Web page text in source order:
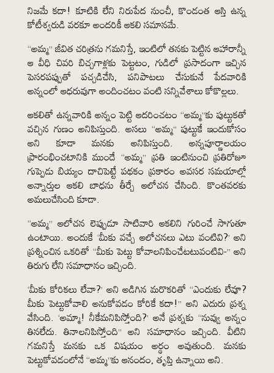
నిజమే కదా! కూటికి లేని నిరుపేద నుంచీ, కొండంత ఆస్తి ఉన్న
కోటీశ్వరుడి వరకూ అందరికీ ఆకలి సమానమే.
“అమ్మ” జీవిత చరిత్రను గమనిస్తే, ఇంటిలో తనకు పెట్టిన ఆహారాన్నీ
ఆ వీధి చివరి బిచ్చగాళ్లకు పెట్టటం, గుడిలో ప్రసాదంగా ఇచ్చిన
పెసరపప్పుతో పచ్చడిచేసి, పనిపాటలు చేసుకునే పేదవారికి
అన్నంలో ఆధరువుగా అందించటం వంటి సన్నివేశాలు కోకొల్లలు.
ఆకలితో ఉన్నవారికి అన్నం పెట్టి ఆదరించటం “అమ్మ”కు పుట్టుకతో
వచ్చిన గుణం అనిపిస్తుంది. అసలు “అమ్మ” పుట్టుకే ఇందుకోసం
అని కూడా మనకు అనిపిస్తుంది. అన్నపూర్ణాలయం
ప్రారంభించటానికి ముందే “అమ్మ” ప్రతి ఇంటినుంచి ప్రతిరోజూ
గుప్పెడు బియ్యం దాచిపెట్టే పథకం ప్రకారం అవసర సమయాల్లో
అన్నార్తుల ఆకలి బాధను తీర్చే ఆలోచన చేసింది. కొంతవరకు
అమలుచేసింది కూడా.
“అమ్మ” ఆలోచన లెప్పుడూ సాటివారి ఆకలిని గురించే సాగుతూ
ఉంటాయి. అందుకే ‘మీకు వచ్చే ఆలోచనలు ఎటు వంటివి?’ అని
ప్రశ్నించిన ఒకరితో “మీకు పెట్టు కోవాలనిపించేటటువంటివి-” అని
తిరుగు లేని సమాధానం ఇచ్చింది.
‘మీకు కోరికలు లేవా?’ అని అడిగిన మరొకరితో “ఎందుకు లేవూ?
మీకు పెట్టుకోవాలి అనుకోవడం కోరికే కదా!” అని ఎదురు ప్రశ్న
వేసింది. ‘అమ్మా! నీకేమనిపిస్తోంది?’ అనే ప్రశ్నకు “నువ్వు అన్నం
తినలేదు. తినాలనిపిస్తోంది” అని సమాధానం ఇచ్చింది. వీటిని
గమనిస్తే మనకు ఒక విషయం అర్థం అవుతుంది. మనకు
పెట్టుకోవడంలోనే “అమ్మ”కు ఆనందం, తృప్తి ఉన్నాయి అని.